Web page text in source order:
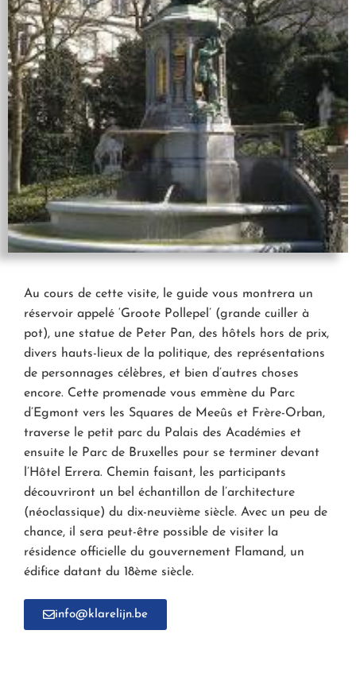
Au cours de cette visite, le guide vous montrera un
réservoir appelé ‘Groote Pollepel’ (grande cuiller à
pot), une statue de Peter Pan, des hôtels hors de prix,
divers hauts-lieux de la politique, des représentations
de personnages célèbres, et bien d’autres choses
encore. Cette promenade vous emmène du Parc
d’Egmont vers les Squares de Meeûs et Frère-Orban,
traverse le petit parc du Palais des Académies et
ensuite le Parc de Bruxelles pour se terminer devant
l’Hôtel Errera. Chemin faisant, les participants
découvriront un bel échantillon de l’architecture
(néoclassique) du dix-neuvième siècle. Avec un peu de
chance, il sera peut-être possible de visiter la
résidence officielle du gouvernement Flamand, un
édifice datant du 18ème siècle.
info@klarelijn.be